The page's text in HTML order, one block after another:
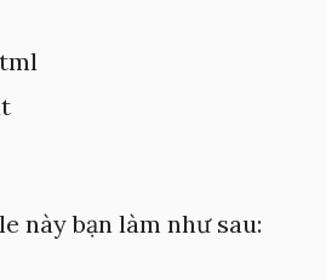
này bạn làm như sau: